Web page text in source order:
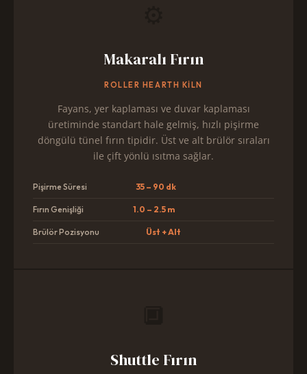
Makaralı Fırın
ROLLER HEARTH KILN
Fayans, yer kaplaması ve duvar kaplaması
üretiminde standart hale gelmiş, hızlı pişirme
döngülü tünel fırın tipidir. Üst ve alt brülör sıraları
ile çift yönlü ısıtma sağlar.
Pişirme Süresi 35 – 90 dk
Fırın Genişliği 1.0 – 2.5 m
Brülör Pozisyonu Üst + Alt
Shuttle Fırın